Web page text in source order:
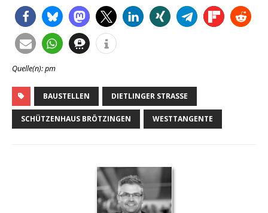
Quelle(n): pm
BAUSTELLEN DIETLINGER STRASSE
SCHÜTZENHAUS BRÖTZINGEN WESTTANGENTE